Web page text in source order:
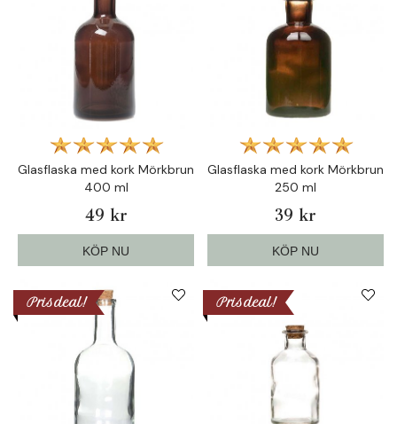
Glasflaska med kork Mörkbrun
400 ml
49 kr
KÖP NU
Glasflaska med kork Mörkbrun
250 ml
39 kr
KÖP NU
Prisdeal! Prisdeal!